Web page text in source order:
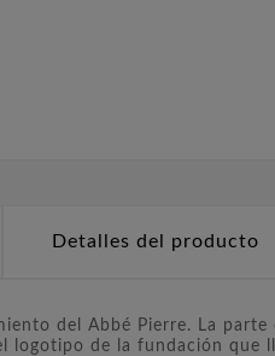
Detalles del producto
del Abbé Pierre. La
logotipo de la fundación que